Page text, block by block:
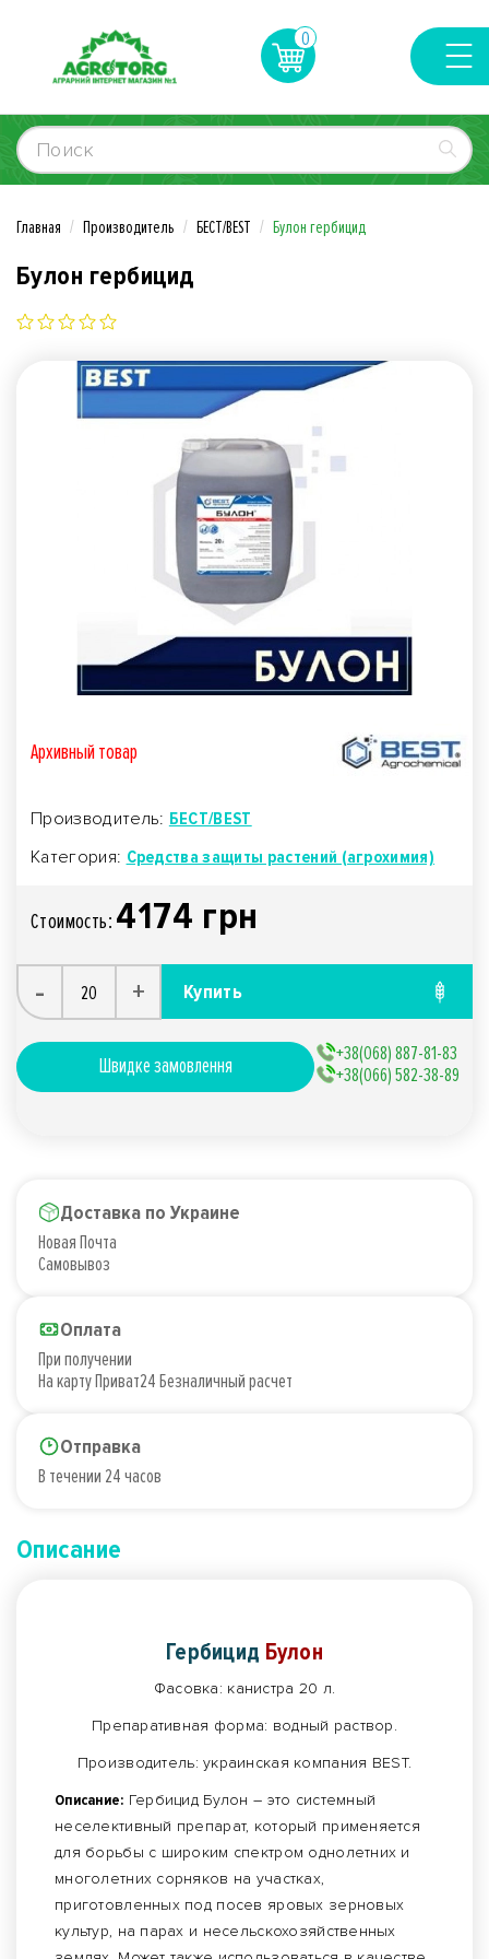
0
Главная Производитель БЕСТ/BEST Булон гербицид
Булон гербицид
Архивный товар
Производитель: БЕСТ/BEST
Категория: Средства защиты растений (агрохимия)
Стоимость: 4174 грн
- + Купить
Швидке замовлення
+38(068) 887-81-83
+38(066) 582-38-89
Доставка по Украине
Новая Почта
Самовывоз
Оплата
При получении
На карту Приват24 Безналичный расчет
Отправка
В течении 24 часов
Описание
Гербицид Булон
Фасовка: канистра 20 л.
Препаративная форма: водный раствор.
Производитель: украинская компания BEST.
Описание: Гербицид Булон – это системный
неселективный препарат, который применяется
для борьбы с широким спектром однолетних и
многолетних сорняков на участках,
приготовленных под посев яровых зерновых
культур, на парах и несельскохозяйственных